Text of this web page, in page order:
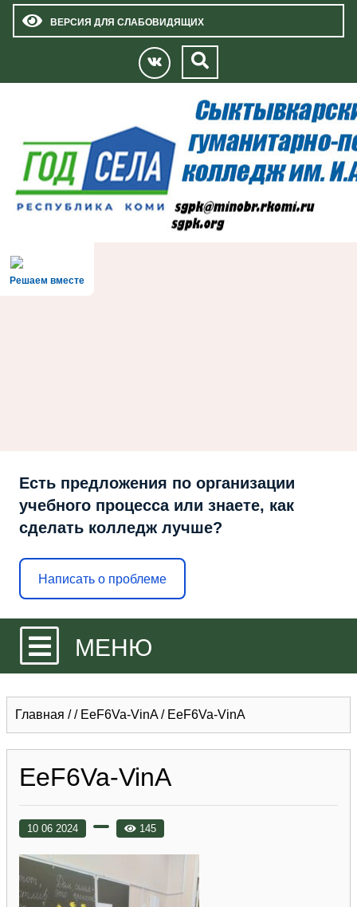
ВЕРСИЯ ДЛЯ СЛАБОВИДЯЩИХ
Решаем вместе
Есть предложения по организации
учебного процесса или знаете, как
сделать колледж лучше?
Написать о проблеме
МЕНЮ
Главная // EeF6Va-VinA/ EeF6Va-VinA
EeF6Va-VinA
10 06 2024 145